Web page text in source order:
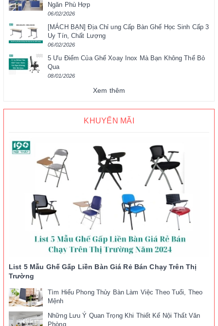
Ngăn Phù Hợp
06/02/2026
[MÁCH BẠN] Địa Chỉ ung Cấp Bàn Ghế Học Sinh Cấp 3
Uy Tín, Chất Lượng
06/02/2026
5 Ưu Điểm Của Ghế Xoay Inox Mà Bạn Không Thể Bỏ
Qua
08/01/2026
Xem thêm
KHUYẾN MÃI
List 5 Mẫu Ghế Gấp Liền Bàn Giá Rẻ Bán Chạy Trên Thị
Trường
Tìm Hiểu Phong Thủy Bàn Làm Việc Theo Tuổi, Theo
Mệnh
Những Lưu Ý Quan Trọng Khi Thiết Kế Nội Thất Văn
Phòng